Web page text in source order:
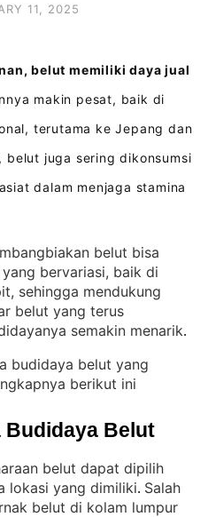
11, 2025
belut memiliki daya jual
makin pesat, baik di
terutama ke Jepang dan
belut juga sering dikonsumsi
dalam menjaga stamina
belut bisa
bervariasi, baik di
sehingga mendukung
belut yang terus
semakin menarik.
budidaya belut yang
berikut ini
Budidaya Belut
belut dapat dipilih
lokasi yang dimiliki. Salah
belut di kolam lumpur